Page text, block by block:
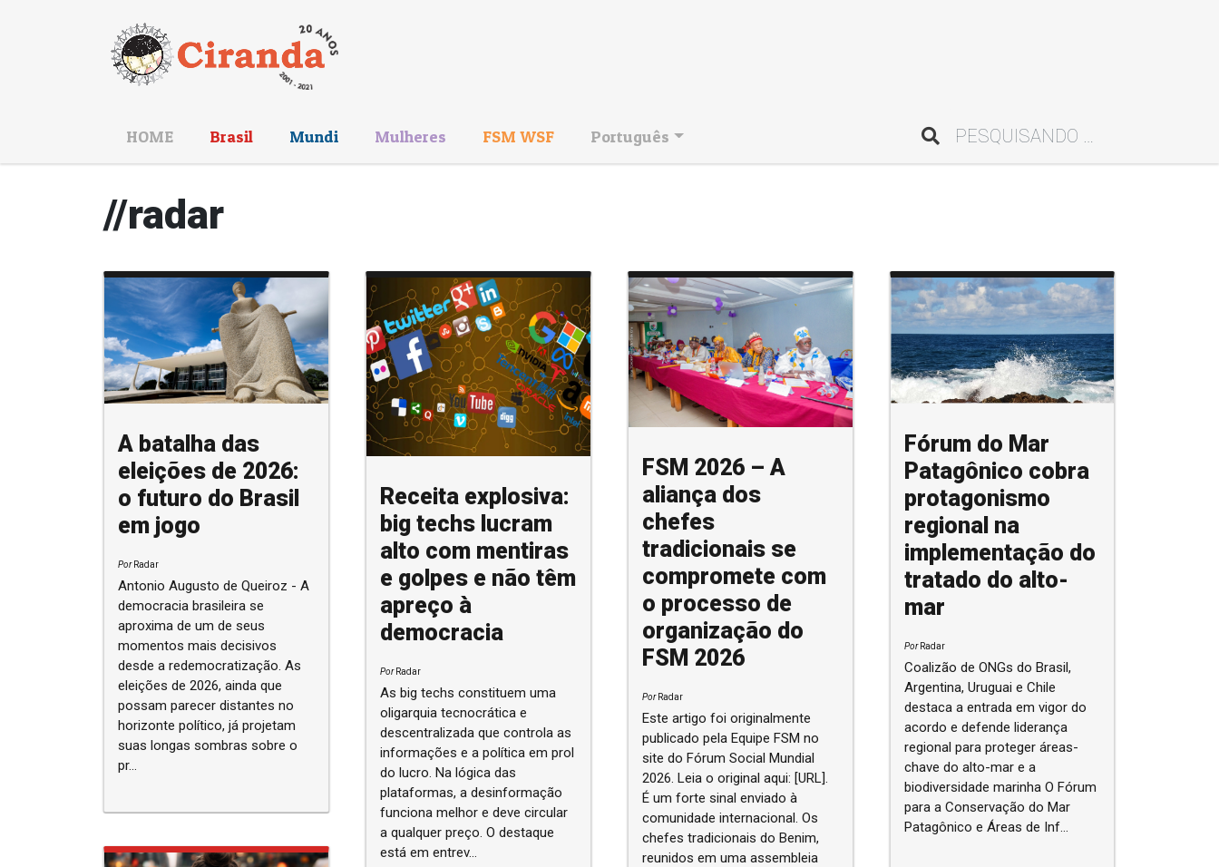
HOME Brasil Mundi Mulheres FSM WSF Português
//radar
A batalha das
eleições de 2026:
o futuro do Brasil
em jogo
PorRadar
Antonio Augusto de Queiroz - A
democracia brasileira se
aproxima de um de seus
momentos mais decisivos
desde a redemocratização. As
eleições de 2026, ainda que
possam parecer distantes no
horizonte político, já projetam
suas longas sombras sobre o
pr...
Receita explosiva:
big techs lucram
alto com mentiras
e golpes e não têm
apreço à
democracia
PorRadar
As big techs constituem uma
oligarquia tecnocrática e
descentralizada que controla as
informações e a política em prol
do lucro. Na lógica das
plataformas, a desinformação
funciona melhor e deve circular
a qualquer preço. O destaque
está em entrev...
FSM 2026 – A
aliança dos
chefes
tradicionais se
compromete com
o processo de
organização do
FSM 2026
PorRadar
Este artigo foi originalmente
publicado pela Equipe FSM no
site do Fórum Social Mundial
2026. Leia o original aqui: [URL].
É um forte sinal enviado à
comunidade internacional. Os
chefes tradicionais do Benim,
reunidos em uma assembleia
Fórum do Mar
Patagônico cobra
protagonismo
regional na
implementação do
tratado do alto-
mar
PorRadar
Coalizão de ONGs do Brasil,
Argentina, Uruguai e Chile
destaca a entrada em vigor do
acordo e defende liderança
regional para proteger áreas-
chave do alto-mar e a
biodiversidade marinha O Fórum
para a Conservação do Mar
Patagônico e Áreas de Inf...